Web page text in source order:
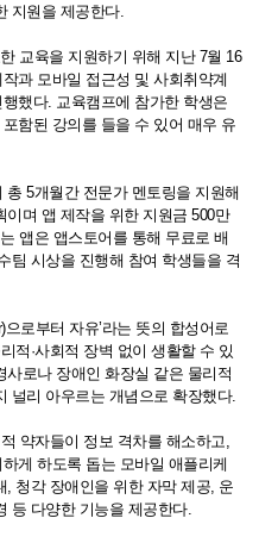
지원을 제공한다.
교육을 지원하기 위해 지난 7월 16
과 모바일 접근성 및 사회취약계
했다. 교육캠프에 참가한 학생은
함된 강의를 들을 수 있어 매우 유
5개월간 전문가 멘토링을 지원해
며 앱 제작을 위한 지원금 500만
앱은 앱스토어를 통해 무료로 배
팀 시상을 진행해 참여 학생들을 격
으로부터 자유’라는 뜻의 합성어로
적·사회적 장벽 없이 생활할 수 있
로나 장애인 화장실 같은 물리적
널리 아우르는 개념으로 확장했다.
약자들이 정보 격차를 해소하고,
게 하도록 돕는 모바일 애플리케
청각 장애인을 위한 자막 제공, 운
등 다양한 기능을 제공한다.